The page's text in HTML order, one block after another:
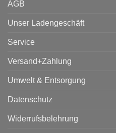
AGB
Unser Ladengeschäft
Service
Versand+Zahlung
Umwelt & Entsorgung
Datenschutz
Widerrufsbelehrung